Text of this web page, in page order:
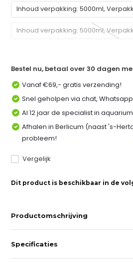
Inhoud verpakking: 5000ml,
Inhoud verpakking: 5000ml,
Bestel nu, betaal over 30 dagen
Vanaf €69,- gratis verzending!
Snel geholpen via chat,
Al 12 jaar de specialist in
Afhalen in Berlicum (naast 's-
probleem!
Vergelijk
Dit product is beschikbaar in de
Productomschrijving
Specificaties